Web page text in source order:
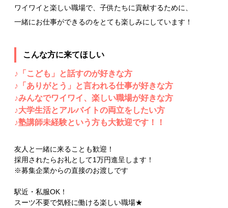
ワイワイと楽しい職場で、子供たちに貢献するために、
一緒にお仕事ができるのをとても楽しみにしています！
こんな方に来てほしい
♪「こども」と話すのが好きな方
♪「ありがとう」と言われる仕事が好きな方
♪みんなでワイワイ、楽しい職場が好きな方
♪大学生活とアルバイトの両立をしたい方
♪塾講師未経験という方も大歓迎です！！
友人と一緒に来ることも歓迎！
採用されたらお礼として1万円進呈します！
※募集企業からの直接のお渡しです
駅近・私服OK！
スーツ不要で気軽に働ける楽しい職場★